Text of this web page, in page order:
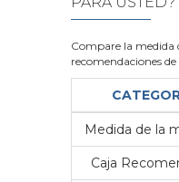
Compare la medida
recomendaciones de
Medida de la
Caja